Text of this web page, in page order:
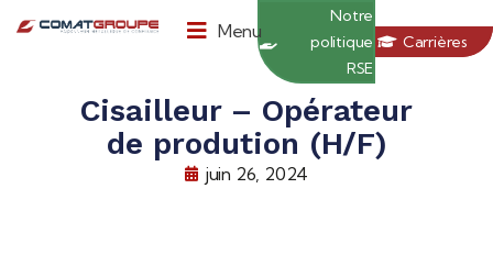
Menu
Notre
politique
RSE
Carrières
Cisailleur – Opérateur
de prodution (H/F)
juin 26, 2024